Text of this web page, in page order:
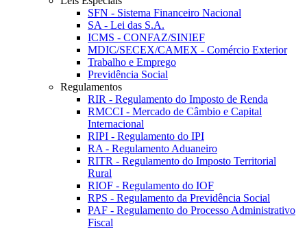
SFN - Sistema Financeiro Nacional
SA - Lei das S.A.
ICMS - CONFAZ/SINIEF
MDIC/SECEX/CAMEX - Comércio Exterior
Trabalho e Emprego
Previdência Social
Regulamentos
RIR - Regulamento do Imposto de Renda
RMCCI - Mercado de Câmbio e Capital
Internacional
RIPI - Regulamento do IPI
RA - Regulamento Aduaneiro
RITR - Regulamento do Imposto Territorial
Rural
RIOF - Regulamento do IOF
RPS - Regulamento da Previdência Social
PAF - Regulamento do Processo Administrativo
Fiscal